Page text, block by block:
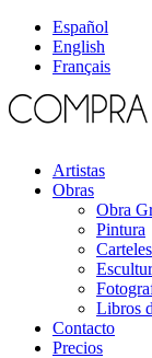
Español
English
Français
Artistas
Obras
Obra
Pintura
Carteles
Libros
Contacto
Precios